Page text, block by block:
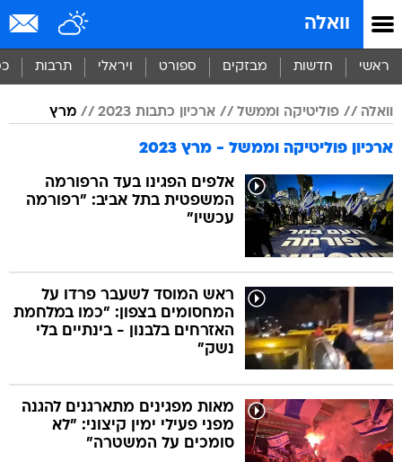
וואלה
ראשי חדשות מבזקים ספורט ויראלי תרבות
וואלה פוליטיקה וממשל ארכיון כתבות 2023 מרץ
ארכיון פוליטיקה וממשל - מרץ 2023
אלפים הפגינו בעד הרפורמה
המשפטית בתל אביב: "רפורמה
עכשיו"
ראש המוסד לשעבר פרדו על
המחסומים בצפון: "כמו במלחמת
האזרחים בלבנון - בינתיים בלי
נשק"
מאות מפגינים מתארגנים להגנה
מפני פעילי ימין קיצוני: "לא
סומכים על המשטרה"